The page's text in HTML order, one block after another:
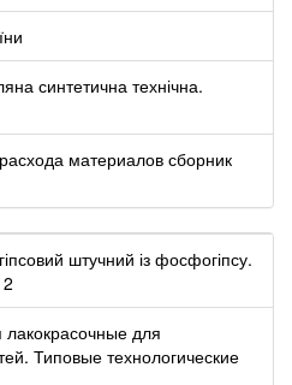
синтетична технічна.
материалов сборник
штучний із фосфогіпсу.
для
Типовые технологические